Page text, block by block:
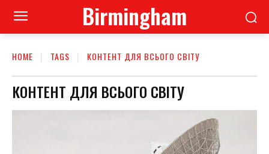
Birmingham
HOME TAGS КОНТЕНТ ДЛЯ ВСЬОГО СВІТУ
КОНТЕНТ ДЛЯ ВСЬОГО СВІТУ